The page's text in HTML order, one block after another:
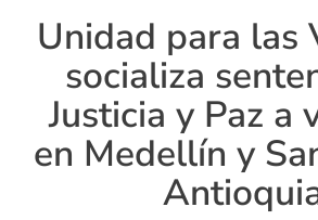
Unidad para las
socializa
Justicia y Paz a
en Medellín y